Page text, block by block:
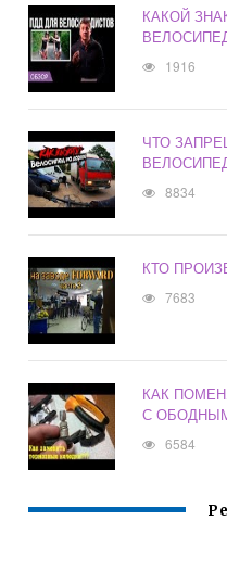
КАКОЙ
1916
ЧТО
8834
КТО
7683
КАК
С
6584